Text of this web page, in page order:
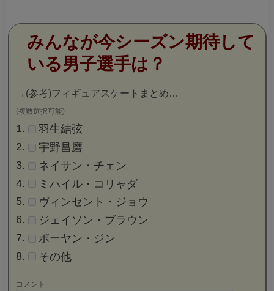
みんなが今シーズン期待して
いる男子選手は？
→ (参考)フィギュアスケートまとめ…
(複数選択可能)
羽生結弦
宇野昌磨
ネイサン・チェン
ミハイル・コリャダ
ヴィンセント・ジョウ
ジェイソン・ブラウン
ボーヤン・ジン
その他
コメント